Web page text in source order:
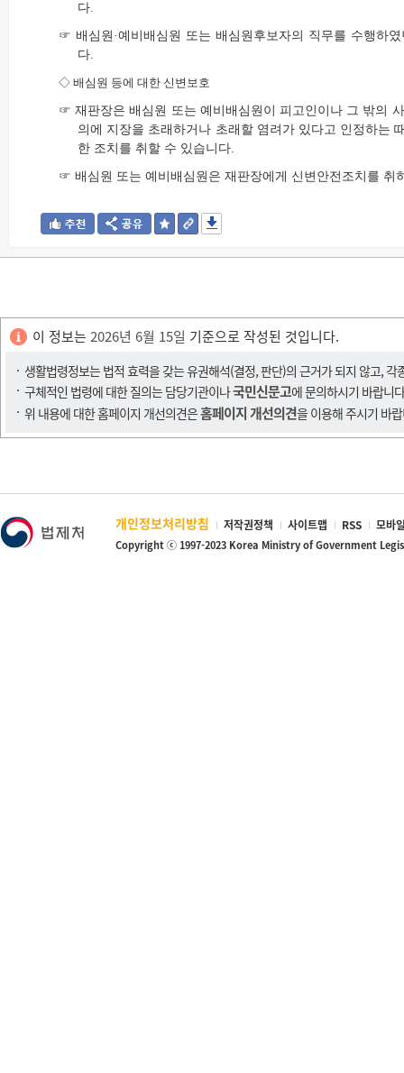
다.
☞ 배심원·예비배심원 또는 배심원후보자의 직무를 수행하
다.
◇ 배심원 등에 대한 신변보호
☞ 재판장은 배심원 또는 예비배심원이 피고인이나 그 밖의
의에 지장을 초래하거나 초래할 염려가 있다고 인정하는
한 조치를 취할 수 있습니다.
☞ 배심원 또는 예비배심원은 재판장에게 신변안전조치를 취
이 정보는 2026년 6월 15일 기준으로 작성된 것입니다.
생활법령정보는 법적 효력을 갖는 유권해석(결정, 판단)의 근거가 되지 않고,
구체적인 법령에 대한 질의는 담당기관이나국민신문고에 문의하시기 바랍니
위 내용에 대한 홈페이지 개선의견은홈페이지 개선의견을 이용해 주시기 바
개인정보처리방침 저작권정책 사이트맵 RSS 모바
Copyright ⓒ 1997-2023 Korea Ministry of Government